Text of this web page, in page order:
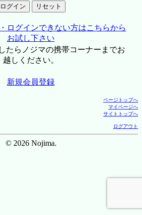
ログインできない方はこちらから
お試し下さい
たらノジマの携帯コーナーまでお
越しください。
新規会員登録
ページトップへ
マイページへ
サイトトップへ
ログアウト
© 2026 Nojima.